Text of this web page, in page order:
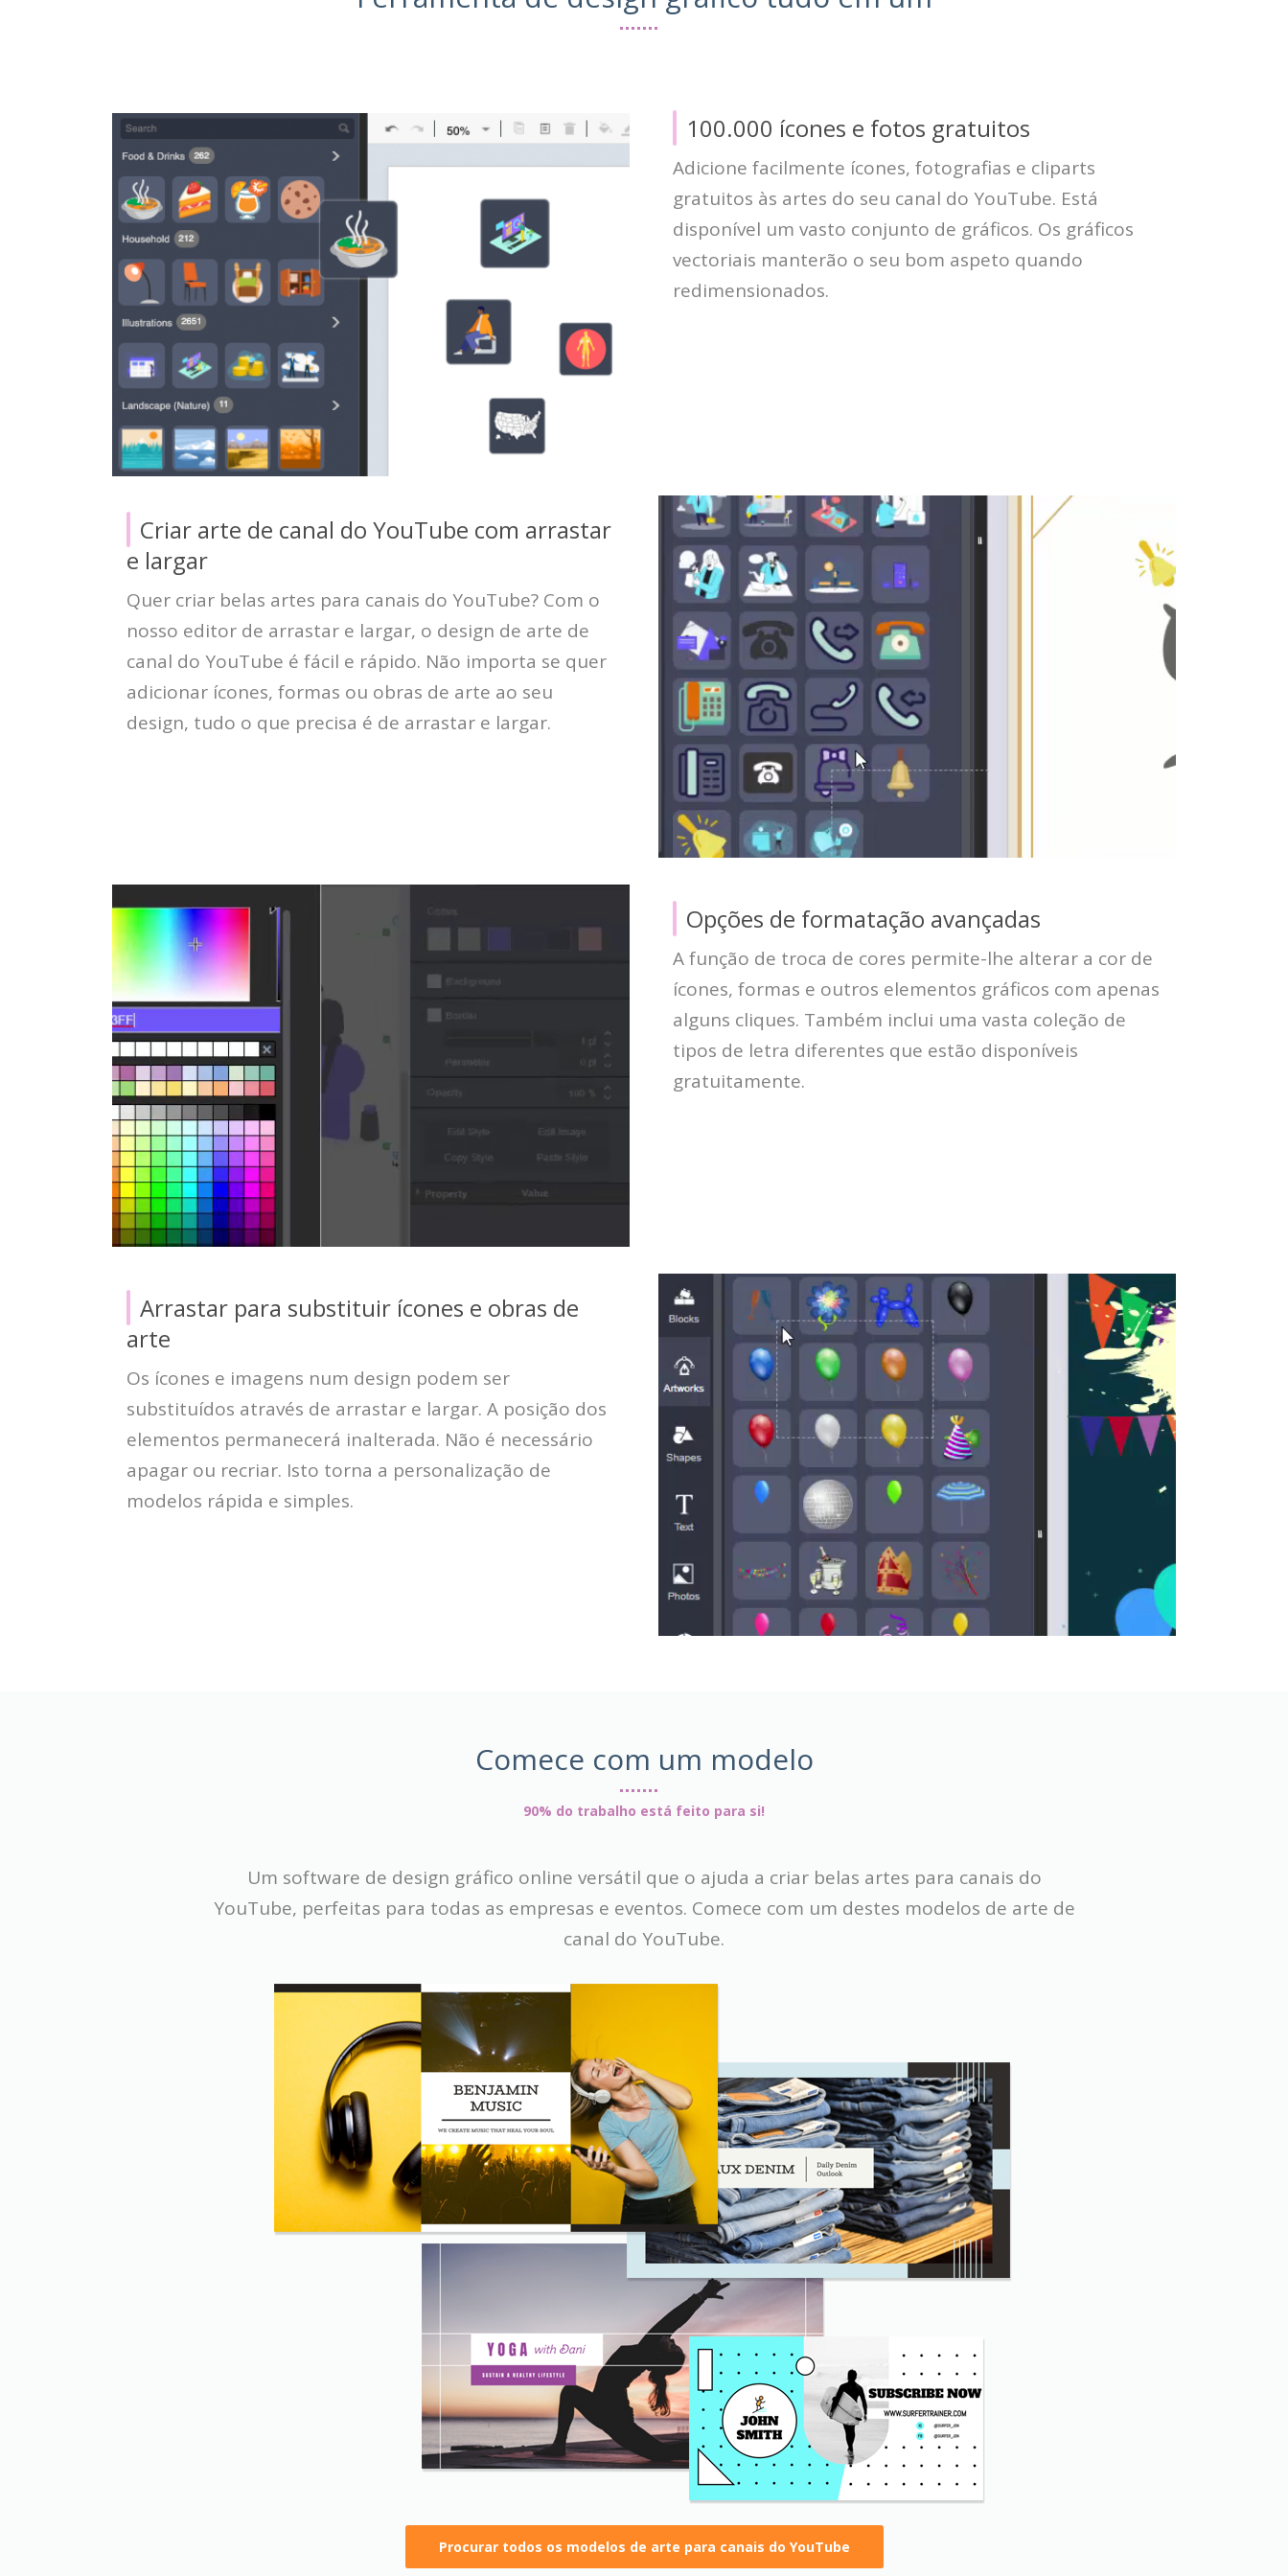
100.000 ícones e fotos gratuitos
Adicione facilmente ícones, fotografias e cliparts
gratuitos às artes do seu canal do YouTube. Está
disponível um vasto conjunto de gráficos. Os gráficos
vectoriais manterão o seu bom aspeto quando
redimensionados.
Criar arte de canal do YouTube com arrastar
e largar
Quer criar belas artes para canais do YouTube? Com o
nosso editor de arrastar e largar, o design de arte de
canal do YouTube é fácil e rápido. Não importa se quer
adicionar ícones, formas ou obras de arte ao seu
design, tudo o que precisa é de arrastar e largar.
Opções de formatação avançadas
A função de troca de cores permite-lhe alterar a cor de
ícones, formas e outros elementos gráficos com apenas
alguns cliques. Também inclui uma vasta coleção de
tipos de letra diferentes que estão disponíveis
gratuitamente.
Arrastar para substituir ícones e obras de
arte
Os ícones e imagens num design podem ser
substituídos através de arrastar e largar. A posição dos
elementos permanecerá inalterada. Não é necessário
apagar ou recriar. Isto torna a personalização de
modelos rápida e simples.
Comece com um modelo
90% do trabalho está feito para si!
Um software de design gráfico online versátil que o ajuda a criar belas artes para canais do
YouTube, perfeitas para todas as empresas e eventos. Comece com um destes modelos de arte de
canal do YouTube.
Procurar todos os modelos de arte para canais do YouTube